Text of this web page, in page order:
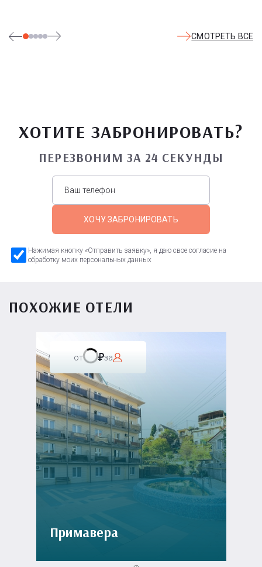
СМОТРЕТЬ ВСЕ
ХОТИТЕ ЗАБРОНИРОВАТЬ?
ПЕРЕЗВОНИМ ЗА 24 СЕКУНДЫ
ХОЧУ ЗАБРОНИРОВАТЬ
Нажимая кнопку «Отправить заявку», я даю свое согласие на
обработку моих персональных данных
ПОХОЖИЕ ОТЕЛИ
от за
Примавера